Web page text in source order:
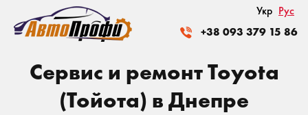
Укр Рус
+38 093 379 15 86
Сервис и ремонт Toyota
(Тойота) в Днепре